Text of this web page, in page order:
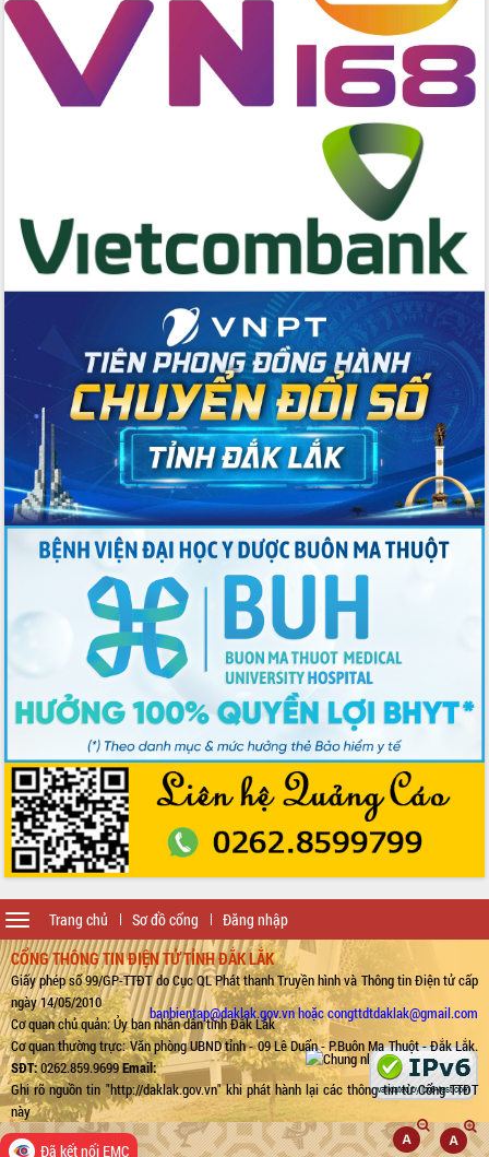
Trang chủ Sơ đồ cổng Đăng nhập
Toggle
navigation
CỔNG THÔNG TIN ĐIỆN TỬ TỈNH ĐẮK LẮK
Giấy phép số 99/GP-TTĐT do Cục QL Phát thanh Truyền hình và Thông tin Điện tử cấp
ngày 14/05/2010
Cơ quan chủ quản: Ủy ban nhân dân tỉnh Đắk Lắk
Cơ quan thường trực: Văn phòng UBND tỉnh - 09 Lê Duẩn - P.Buôn Ma Thuột - Đắk Lắk.
SĐT:0262.859.9699Email:
banbientap@daklak.gov.vn hoặc congttdtdaklak@gmail.com
Ghi rõ nguồn tin "http://daklak.gov.vn" khi phát hành lại các thông tin từ Cổng TTĐT
này
Đã kết nối EMC